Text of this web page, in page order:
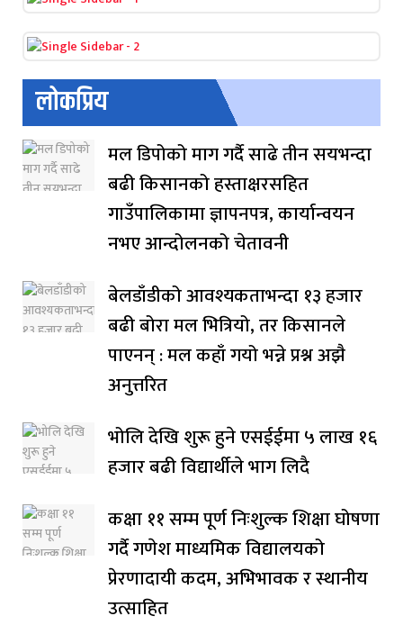
लोकप्रिय
मल डिपोको माग गर्दै साढे तीन सयभन्दा
बढी किसानको हस्ताक्षरसहित
गाउँपालिकामा ज्ञापनपत्र, कार्यान्वयन
नभए आन्दोलनको चेतावनी
बेलडाँडीको आवश्यकताभन्दा १३ हजार
बढी बोरा मल भित्रियो, तर किसानले
पाएनन् : मल कहाँ गयो भन्ने प्रश्न अझै
अनुत्तरित
भोलि देखि शुरू हुने एसईईमा ५ लाख १६
हजार बढी विद्यार्थीले भाग लिदै
कक्षा ११ सम्म पूर्ण निःशुल्क शिक्षा घोषणा
गर्दै गणेश माध्यमिक विद्यालयको
प्रेरणादायी कदम, अभिभावक र स्थानीय
उत्साहित